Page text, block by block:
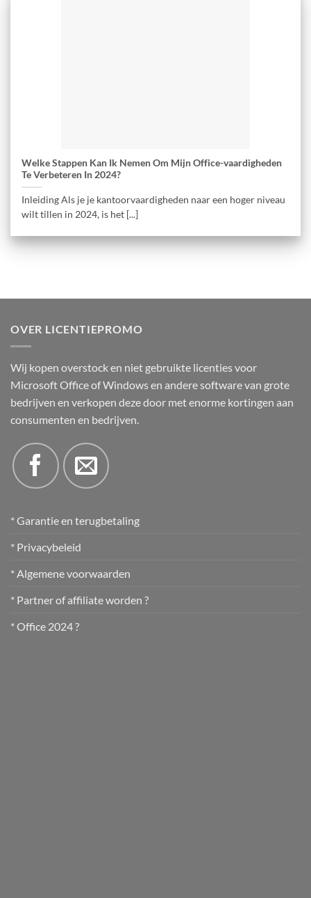
Welke Stappen Kan Ik Nemen Om Mijn Office-vaardigheden
Te Verbeteren In 2024?
Inleiding Als je je kantoorvaardigheden naar een hoger niveau
wilt tillen in 2024, is het [...]
OVER LICENTIEPROMO
Wij kopen overstock en niet gebruikte licenties voor
Microsoft Office of Windows en andere software van grote
bedrijven en verkopen deze door met enorme kortingen aan
consumenten en bedrijven.
* Garantie en terugbetaling
* Privacybeleid
* Algemene voorwaarden
* Partner of affiliate worden ?
* Office 2024 ?